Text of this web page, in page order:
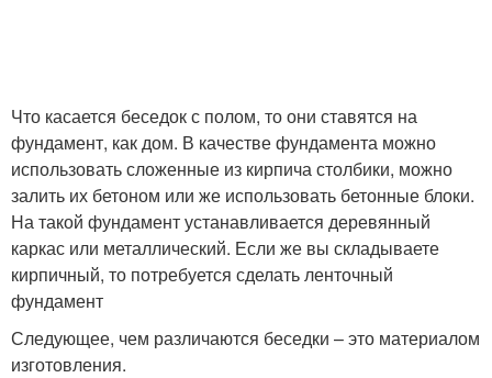
Что касается беседок с полом, то они ставятся на
фундамент, как дом. В качестве фундамента можно
использовать сложенные из кирпича столбики, можно
залить их бетоном или же использовать бетонные блоки.
На такой фундамент устанавливается деревянный
каркас или металлический. Если же вы складываете
кирпичный, то потребуется сделать ленточный
фундамент
Следующее, чем различаются беседки – это материалом
изготовления.